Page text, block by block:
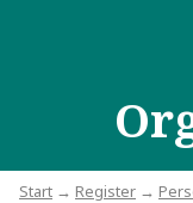
Start → Register →